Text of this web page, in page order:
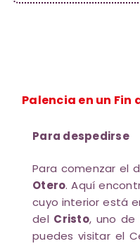
Palencia en un Fin
Para despedirse
Para comenzar el
Otero. Aquí
cuyo interior está
del Cristo, uno de
puedes visitar el